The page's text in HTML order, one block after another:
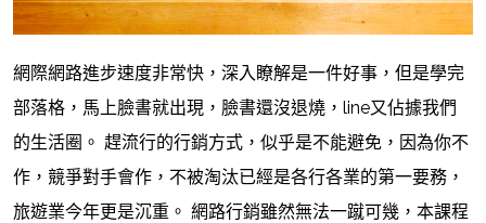
網際網路進步速度非常快，深入瞭解是一件好事，但是學完
部落格，馬上臉書就出現，臉書還沒退燒，line又佔據我們
的生活圈。 趕流行的行銷方式，似乎是不能避免，因為你不
作，競爭對手會作，不被淘汰已經是各行各業的第一要務，
旅遊業今年更是沉重。 網路行銷雖然無法一蹴可幾，本課程